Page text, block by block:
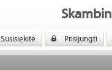
Susisiekite Prisijungti